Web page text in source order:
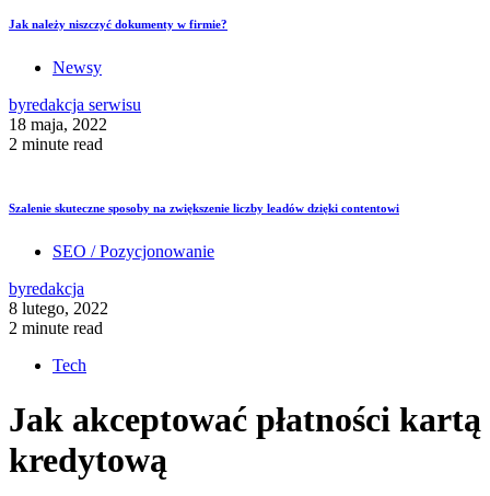
Jak należy niszczyć dokumenty w firmie?
Newsy
byredakcja serwisu
18 maja, 2022
2 minute read
Szalenie skuteczne sposoby na zwiększenie liczby leadów dzięki contentowi
SEO / Pozycjonowanie
byredakcja
8 lutego, 2022
2 minute read
Tech
Jak akceptować płatności kartą
kredytową